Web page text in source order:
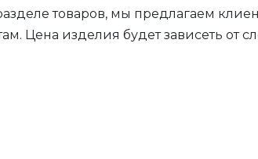
товаров, мы предлагаем
Цена изделия будет зависеть от